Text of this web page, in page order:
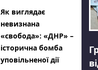
Як виглядає
невизнана
«свобода»: «ДНР» –
історична бомба
уповільненої дії